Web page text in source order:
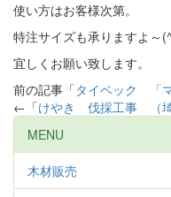
使い方はお客様次第。
特注サイズも承りますよ～
宜しくお願い致します。
前の記事「タイベック 「
←「けやき 伐採工事 （埼
MENU
木材販売